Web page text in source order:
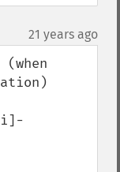
21 years ago